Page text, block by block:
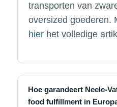
transporten van
oversized goederen.
hier het volledige
Hoe garandeert Neele-
food fulfillment in